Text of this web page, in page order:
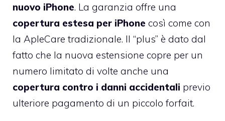
nuovo iPhone. La garanzia offre una
copertura estesa per iPhone così come con
la ApleCare tradizionale. Il “plus” è dato dal
fatto che la nuova estensione copre per un
numero limitato di volte anche una
copertura contro i danni accidentali previo
ulteriore pagamento di un piccolo forfait.